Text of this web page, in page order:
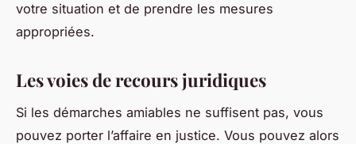
votre situation et de prendre les mesures
appropriées.
Les voies de recours juridiques
Si les démarches amiables ne suffisent pas, vous
pouvez porter l’affaire en justice. Vous pouvez alors